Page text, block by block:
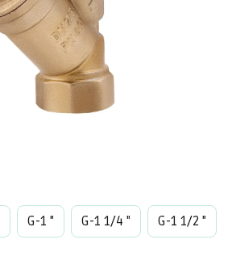
G-1 " G-1 1/4 " G-1 1/2 "